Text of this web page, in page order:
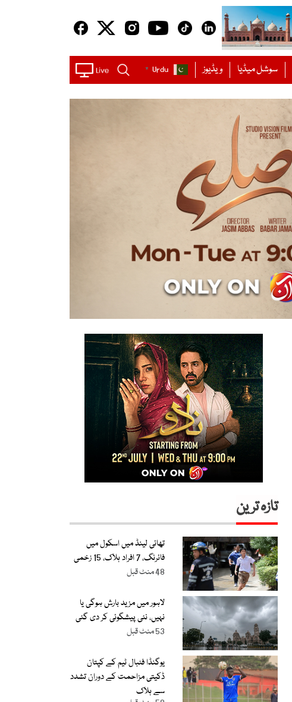
سوشل میڈیا ویڈیوز Urdu
▼
تازہ ترین
تھائی لینڈ میں اسکول میں
فائرنگ، 7 افراد ہلاک، 15 زخمی
48 منٹ قبل
لاہور میں مزید بارش ہوگی یا
نہیں، نئی پیشگوئی کر دی گئی
53 منٹ قبل
یوگنڈا فٹبال ٹیم کے کپتان
ڈکیتی مزاحمت کے دوران تشدد
سے ہلاک